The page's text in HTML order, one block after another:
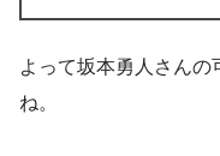
よって坂本勇人さん
ね。